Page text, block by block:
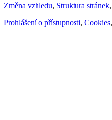
Změna vzhledu, Struktura stránek,
Prohlášení o přístupnosti, Cookies,